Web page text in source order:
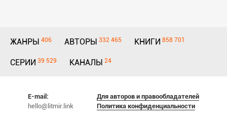
ЖАНРЫ 406 АВТОРЫ 332 465 КНИГИ 858 701
СЕРИИ 39 529 КАНАЛЫ 24
E-mail:
hello@litmir.link
Для авторов и правообладателей
Политика конфиденциальности